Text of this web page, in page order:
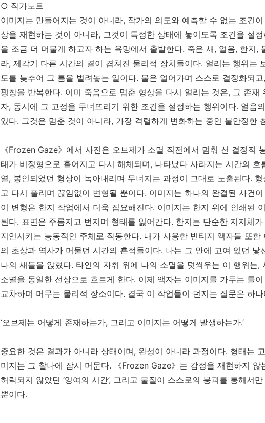
○ 작가노트
이미지는 만들어지는 것이 아니라, 작가의 의도와 예측할 수 없는 조건
상을 재현하는 것이 아니라, 그것이 특정한 상태에 놓이도록 조건을 설
을 조금 더 머물게 하고자 하는 욕망에서 출발한다. 죽은 새, 얼음, 한지,
라, 제각기 다른 시간의 결이 겹쳐진 물리적 장치들이다. 얼리는 행위는
도를 늦추어 그 틈을 벌려놓는 일이다. 물은 얼어가며 스스로 결정화되고,
팽창을 반복한다. 이미 죽음으로 멈춘 형상을 다시 얼리는 것은, 그 존재
자, 동시에 그 고정을 무너뜨리기 위한 조건을 설정하는 행위이다. 얼음
있다. 그것은 멈춘 것이 아니라, 가장 격렬하게 변화하는 중인 불안정한
《Frozen Gaze》 에서 사진은 오브제가 소멸 직전에서 멈춰 선 결정적
태가 비정형으로 흩어지고 다시 해체되며, 나타났다 사라지는 시간의 흐
열, 봉인되었던 형상이 녹아내리며 무너지는 과정이 그대로 노출된다.
고 다시 풀리며 끊임없이 변형될 뿐이다. 이미지는 하나의 완결된 사건
이 변형은 한지 작업에서 더욱 집요해진다. 이미지는 한지 위에 인쇄된
된다. 표면은 주름지고 번지며 형태를 잃어간다. 한지는 단순한 지지체
지연시키는 능동적인 주체로 작동한다. 내가 사용한 빈티지 액자들 또
의 초상과 역사가 머물던 시간의 흔적들이다. 나는 그 안에 고여 있던 낯
나의 새들을 앉혔다. 타인의 자취 위에 나의 소멸을 덧씌우는 이 행위는,
소멸을 동일한 선상으로 흐르게 한다. 이제 액자는 이미지를 가두는 틀
교차하며 머무는 물리적 장소이다. 결국 이 작업들이 던지는 질문은 하
‘오브제는 어떻게 존재하는가, 그리고 이미지는 어떻게 발생하는가.’
중요한 것은 결과가 아니라 상태이며, 완성이 아니라 과정이다. 형태는
미지는 그 찰나에 잠시 머문다. 《Frozen Gaze》 는 감정을 재현하지 않
허락되지 않았던 ‘잉여의 시간’, 그리고 물질이 스스로의 붕괴를 통해서
뿐이다.